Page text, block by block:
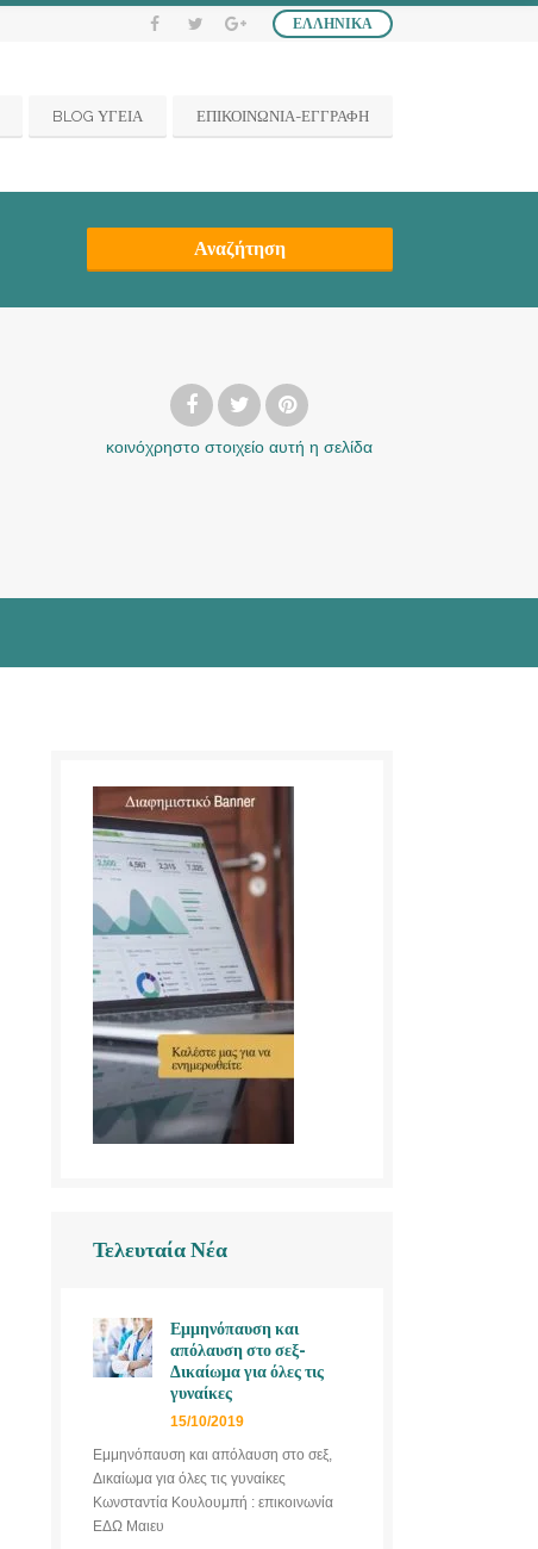
ΕΛΛΗΝΙΚΆ
BLOG ΥΓΕΙΑ ΕΠΙΚΟΙΝΩΝΙΑ-ΕΓΓΡΑΦΗ
Αναζήτηση
κοινόχρηστο στοιχείο αυτή η σελίδα
Τελευταία Νέα
Εμμηνόπαυση και
απόλαυση στο σεξ-
Δικαίωμα για όλες τις
γυναίκες
15/10/2019
Εμμηνόπαυση και απόλαυση στο σεξ,
Δικαίωμα για όλες τις γυναίκες
Κωνσταντία Κουλουμπή : επικοινωνία
ΕΔΩ Μαιευ